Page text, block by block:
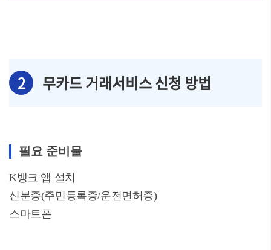
2 무카드 거래서비스 신청 방법
필요 준비물
K뱅크 앱 설치
신분증(주민등록증/운전면허증)
스마트폰